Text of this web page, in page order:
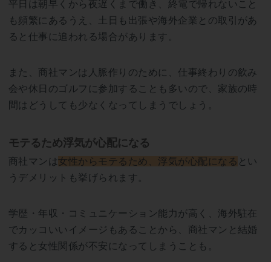
平日は朝早くから夜遅くまで働き、終電で帰れないこと
も頻繁にあるうえ、土日も出張や海外企業との取引があ
ると仕事に追われる場合があります。
また、商社マンは人脈作りのために、仕事終わりの飲み
会や休日のゴルフに参加することも多いので、家族の時
間はどうしても少なくなってしまうでしょう。
モテるため浮気が心配になる
商社マンは 女性からモテるため、浮気が心配になる とい
うデメリットも挙げられます。
学歴・年収・コミュニケーション能力が高く、海外駐在
でカッコいいイメージもあることから、商社マンと結婚
すると女性関係が不安になってしまうことも。